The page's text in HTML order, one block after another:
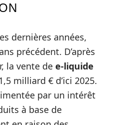
dernières années,
précédent. D’après
la vente de e-liquide
milliard € d’ici 2025.
par un intérêt
à base de